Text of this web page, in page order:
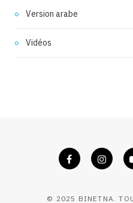
Version arabe
Vidéos
© 2025 BINETNA.